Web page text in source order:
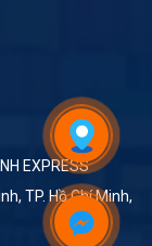
EXPRESS
TP. Hồ Chí Minh,